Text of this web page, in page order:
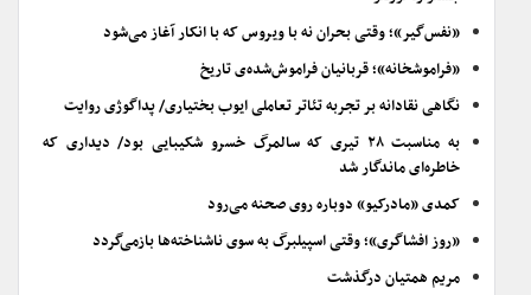
«نفس‌گیر»؛ وقتی بحران نه با ویروس که با انکار آغاز می‌شود
«فراموشخانه»؛ قربانیان فراموش‌شده‌ی تاریخ
نگاهی نقادانه بر تجربه تئاتر تعاملی ایوب بختیاری/ پداگوژی روایت
به مناسبت ۲۸ تیری که سالمرگ خسرو شکیبایی بود/ دیداری که
خاطره‌ای ماندگار شد
کمدی «مادرکیو» دوباره روی صحنه می‌رود
«روز افشاگری»؛ وقتی اسپیلبرگ به سوی ناشناخته‌ها بازمی‌گردد
مریم همتیان درگذشت